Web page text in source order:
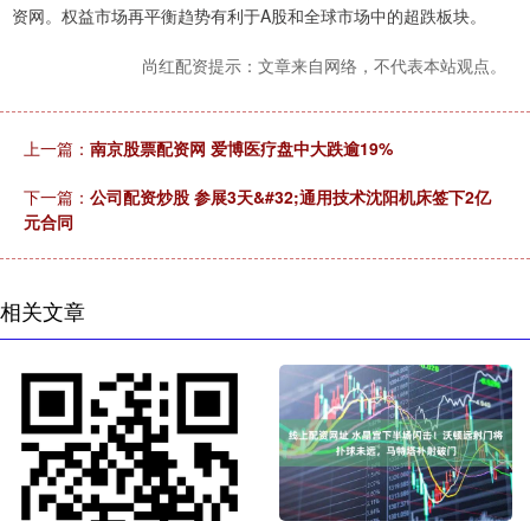
资网。权益市场再平衡趋势有利于A股和全球市场中的超跌板块。
尚红配资提示：文章来自网络，不代表本站观点。
上一篇： 南京股票配资网 爱博医疗盘中大跌逾19%
下一篇： 公司配资炒股 参展3天&#32;通用技术沈阳机床签下2亿
元合同
相关文章